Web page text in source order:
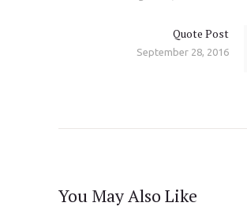
Next
post:
Quote Post
September 28, 2016
You May Also Like